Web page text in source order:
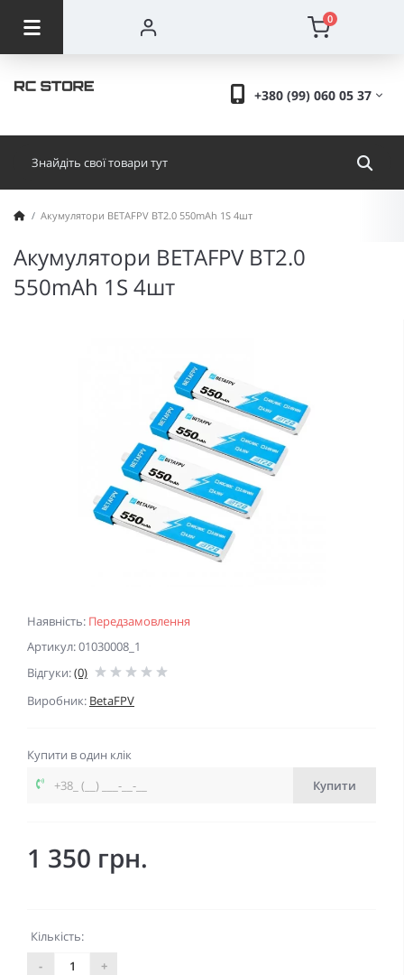
0
+380 (99) 060 05 37
Акумулятори BETAFPV BT2.0 550mAh 1S 4шт
Акумулятори BETAFPV BT2.0
550mAh 1S 4шт
Наявність: Передзамовлення
Артикул: 01030008_1
Відгуки:(0)
Виробник: BetaFPV
Купити в один клік
Купити
1 350 грн.
Кількість:
-
+